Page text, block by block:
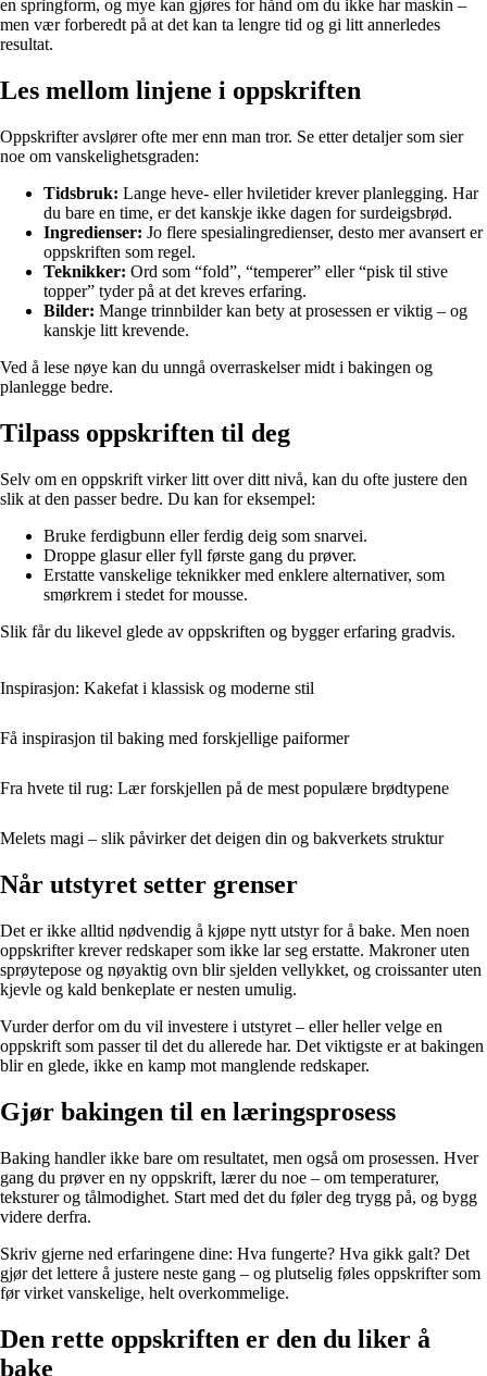
en springform, og mye kan gjøres for hånd om du ikke har maskin –
men vær forberedt på at det kan ta lengre tid og gi litt annerledes
resultat.
Les mellom linjene i oppskriften
Oppskrifter avslører ofte mer enn man tror. Se etter detaljer som sier
noe om vanskelighetsgraden:
Tidsbruk: Lange heve- eller hviletider krever planlegging. Har
du bare en time, er det kanskje ikke dagen for surdeigsbrød.
Ingredienser: Jo flere spesialingredienser, desto mer avansert er
oppskriften som regel.
Teknikker: Ord som “fold”, “temperer” eller “pisk til stive
topper” tyder på at det kreves erfaring.
Bilder: Mange trinnbilder kan bety at prosessen er viktig – og
kanskje litt krevende.
Ved å lese nøye kan du unngå overraskelser midt i bakingen og
planlegge bedre.
Tilpass oppskriften til deg
Selv om en oppskrift virker litt over ditt nivå, kan du ofte justere den
slik at den passer bedre. Du kan for eksempel:
Bruke ferdigbunn eller ferdig deig som snarvei.
Droppe glasur eller fyll første gang du prøver.
Erstatte vanskelige teknikker med enklere alternativer, som
smørkrem i stedet for mousse.
Slik får du likevel glede av oppskriften og bygger erfaring gradvis.
Inspirasjon: Kakefat i klassisk og moderne stil
Få inspirasjon til baking med forskjellige paiformer
Fra hvete til rug: Lær forskjellen på de mest populære brødtypene
Melets magi – slik påvirker det deigen din og bakverkets struktur
Når utstyret setter grenser
Det er ikke alltid nødvendig å kjøpe nytt utstyr for å bake. Men noen
oppskrifter krever redskaper som ikke lar seg erstatte. Makroner uten
sprøytepose og nøyaktig ovn blir sjelden vellykket, og croissanter uten
kjevle og kald benkeplate er nesten umulig.
Vurder derfor om du vil investere i utstyret – eller heller velge en
oppskrift som passer til det du allerede har. Det viktigste er at bakingen
blir en glede, ikke en kamp mot manglende redskaper.
Gjør bakingen til en læringsprosess
Baking handler ikke bare om resultatet, men også om prosessen. Hver
gang du prøver en ny oppskrift, lærer du noe – om temperaturer,
teksturer og tålmodighet. Start med det du føler deg trygg på, og bygg
videre derfra.
Skriv gjerne ned erfaringene dine: Hva fungerte? Hva gikk galt? Det
gjør det lettere å justere neste gang – og plutselig føles oppskrifter som
før virket vanskelige, helt overkommelige.
Den rette oppskriften er den du liker å
bake